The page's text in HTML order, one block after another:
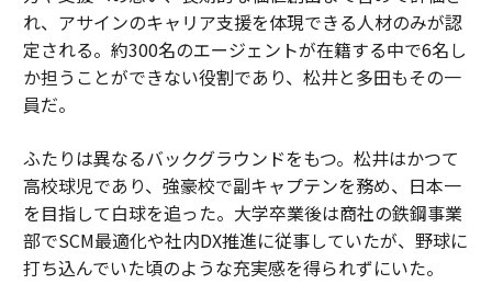
れ、アサインのキャリア支援を体現できる人材のみが認
定される。約300名のエージェントが在籍する中で6名し
か担うことができない役割であり、松井と多田もその一
員だ。
ふたりは異なるバックグラウンドをもつ。松井はかつて
高校球児であり、強豪校で副キャプテンを務め、日本一
を目指して白球を追った。大学卒業後は商社の鉄鋼事業
部でSCM最適化や社内DX推進に従事していたが、野球に
打ち込んでいた頃のような充実感を得られずにいた。